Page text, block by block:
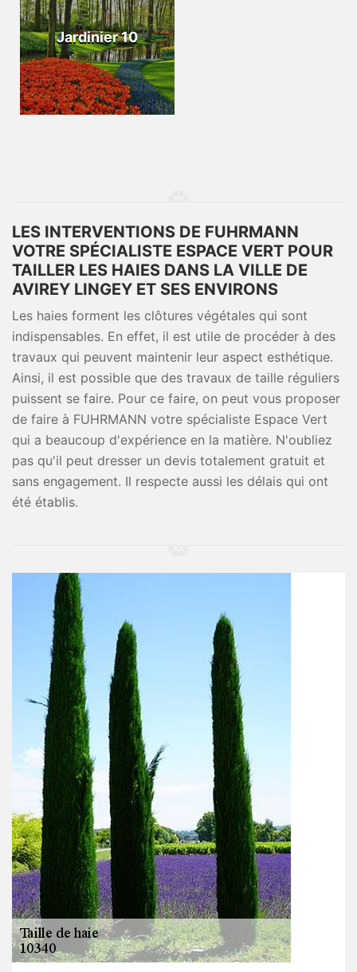
Jardinier 10
LES INTERVENTIONS DE FUHRMANN
VOTRE SPÉCIALISTE ESPACE VERT POUR
TAILLER LES HAIES DANS LA VILLE DE
AVIREY LINGEY ET SES ENVIRONS
Les haies forment les clôtures végétales qui sont
indispensables. En effet, il est utile de procéder à des
travaux qui peuvent maintenir leur aspect esthétique.
Ainsi, il est possible que des travaux de taille réguliers
puissent se faire. Pour ce faire, on peut vous proposer
de faire à FUHRMANN votre spécialiste Espace Vert
qui a beaucoup d'expérience en la matière. N'oubliez
pas qu'il peut dresser un devis totalement gratuit et
sans engagement. Il respecte aussi les délais qui ont
été établis.